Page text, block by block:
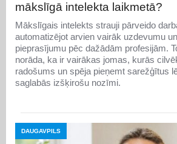
mākslīgā intelekta laikmetā?
Mākslīgais intelekts strauji pārveido
automatizējot arvien vairāk uzdevumu
pieprasījumu pēc dažādām profesijām.
norāda, ka ir vairākas jomas, kurās
radošums un spēja pieņemt sarežģītus
saglabās izšķirošu nozīmi.
DAUGAVPILS